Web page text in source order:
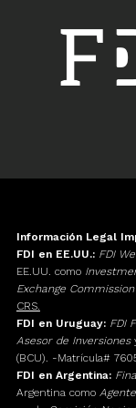
Información Legal
FDI en EE.UU.: FDI
EE.UU. como
Exchange Commission
CRS.
FDI en Uruguay: FDI
Asesor de Inversiones
(BCU). -Matrícula#
FDI en Argentina:
Argentina como